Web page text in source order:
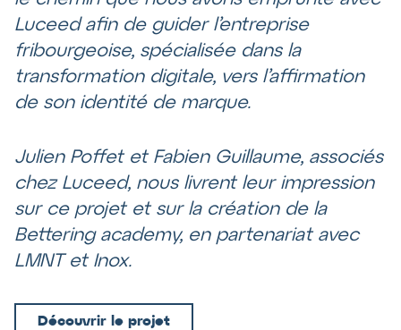
Luceed afin de guider l’entreprise
fribourgeoise, spécialisée dans la
transformation digitale, vers l’affirmation
de son identité de marque.
Julien Poffet et Fabien Guillaume, associés
chez Luceed, nous livrent leur impression
sur ce projet et sur la création de la
Bettering academy, en partenariat avec
LMNT et Inox.
Découvrir le projet